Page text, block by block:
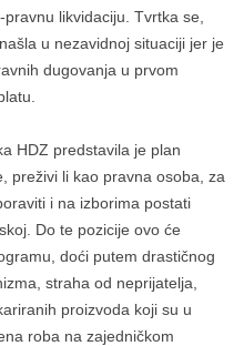
likvidaciju. Tvrtka se,
u nezavidnoj situaciji jer je
dugovanja u prvom
HDZ predstavila je plan
preživi li kao pravna osoba, za
i na izborima postati
Do te pozicije ovo će
doći putem drastičnog
straha od neprijatelja,
proizvoda koji su u
roba na zajedničkom